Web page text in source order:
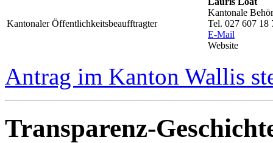
Kantonaler Öffentlichkeitsbeaufftragter
Kantonale
Tel. 027 607 18
E-Mail
Website
Antrag im Kanton Wallis
Transparenz-